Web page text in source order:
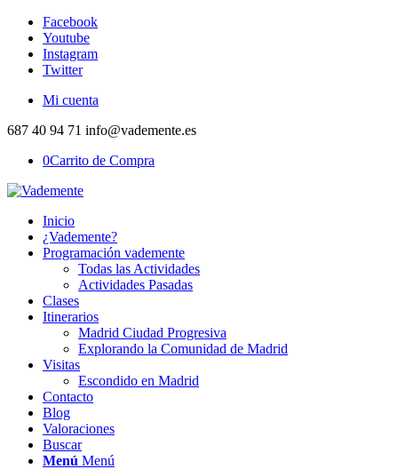
Facebook
Youtube
Instagram
Twitter
Mi cuenta
687 40 94 71 info@vademente.es
0Carrito de Compra
Inicio
¿Vademente?
Programación vademente
Todas las Actividades
Actividades Pasadas
Clases
Itinerarios
Madrid Ciudad Progresiva
Explorando la Comunidad de Madrid
Visitas
Escondido en Madrid
Contacto
Blog
Valoraciones
Buscar
Menú Menú